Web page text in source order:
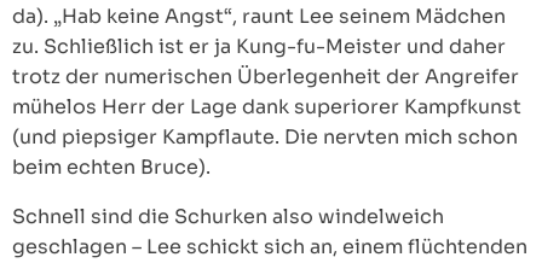
da). „Hab keine Angst“, raunt Lee seinem Mädchen
zu. Schließlich ist er ja Kung-fu-Meister und daher
trotz der numerischen Überlegenheit der Angreifer
mühelos Herr der Lage dank superiorer Kampfkunst
(und piepsiger Kampflaute. Die nervten mich schon
beim echten Bruce).
Schnell sind die Schurken also windelweich
geschlagen – Lee schickt sich an, einem flüchtenden